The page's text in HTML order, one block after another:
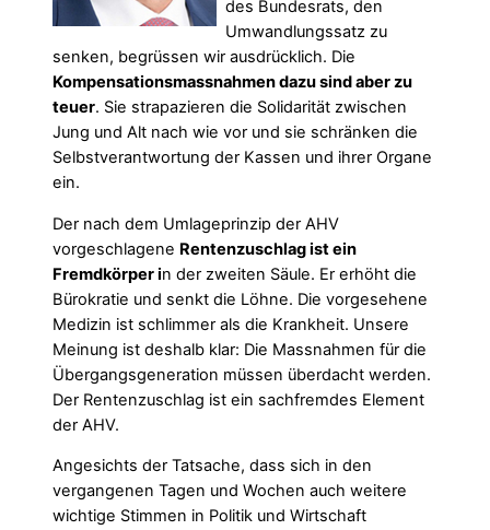
des Bundesrats, den
Umwandlungssatz zu
senken, begrüssen wir ausdrücklich. Die
Kompensationsmassnahmen dazu sind aber zu
teuer. Sie strapazieren die Solidarität zwischen
Jung und Alt nach wie vor und sie schränken die
Selbstverantwortung der Kassen und ihrer Organe
ein.
Der nach dem Umlageprinzip der AHV
vorgeschlagene Rentenzuschlag ist ein
Fremdkörper in der zweiten Säule. Er erhöht die
Bürokratie und senkt die Löhne. Die vorgesehene
Medizin ist schlimmer als die Krankheit. Unsere
Meinung ist deshalb klar: Die Massnahmen für die
Übergangsgeneration müssen überdacht werden.
Der Rentenzuschlag ist ein sachfremdes Element
der AHV.
Angesichts der Tatsache, dass sich in den
vergangenen Tagen und Wochen auch weitere
wichtige Stimmen in Politik und Wirtschaft